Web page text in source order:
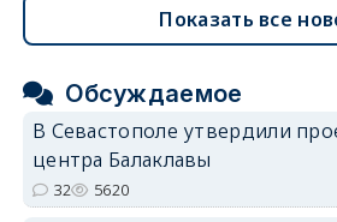
Показать все
Обсуждаемое
В Севастополе утвердили
центра Балаклавы
32 5620